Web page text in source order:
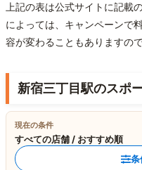
上記の表は公式サイトに記載
によっては、キャンペーンで
容が変わることもありますの
新宿三丁目駅のスポ
現在の条件
すべての店舗 / おすすめ順
条